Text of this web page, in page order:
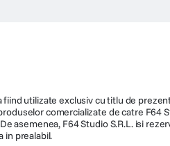
utilizate exclusiv cu titlu de
comercializate de catre F64
F64 Studio S.R.L. isi
in prealabil.